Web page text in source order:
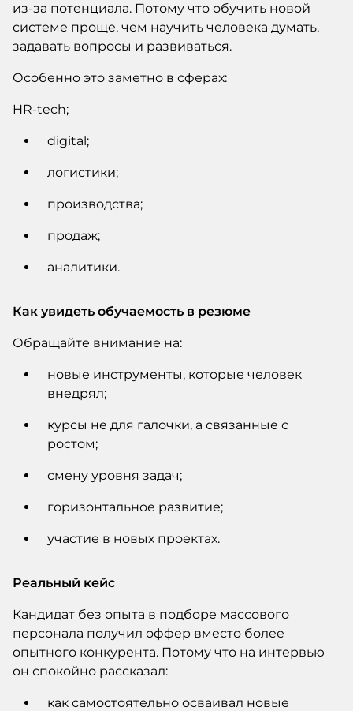
из-за потенциала. Потому что обучить новой
системе проще, чем научить человека думать,
задавать вопросы и развиваться.
Особенно это заметно в сферах:
HR-tech;
digital;
логистики;
производства;
продаж;
аналитики.
Как увидеть обучаемость в резюме
Обращайте внимание на:
новые инструменты, которые человек
внедрял;
курсы не для галочки, а связанные с
ростом;
смену уровня задач;
горизонтальное развитие;
участие в новых проектах.
Реальный кейс
Кандидат без опыта в подборе массового
персонала получил оффер вместо более
опытного конкурента. Потому что на интервью
он спокойно рассказал:
как самостоятельно осваивал новые